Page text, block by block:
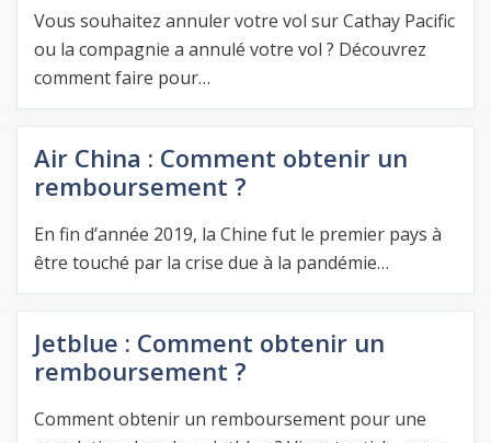
Vous souhaitez annuler votre vol sur Cathay Pacific
ou la compagnie a annulé votre vol ? Découvrez
comment faire pour…
Air China : Comment obtenir un
remboursement ?
En fin d’année 2019, la Chine fut le premier pays à
être touché par la crise due à la pandémie…
Jetblue : Comment obtenir un
remboursement ?
Comment obtenir un remboursement pour une